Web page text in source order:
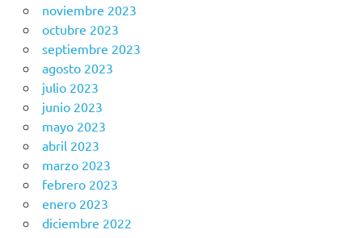
noviembre 2023
octubre 2023
septiembre 2023
agosto 2023
julio 2023
junio 2023
mayo 2023
abril 2023
marzo 2023
febrero 2023
enero 2023
diciembre 2022